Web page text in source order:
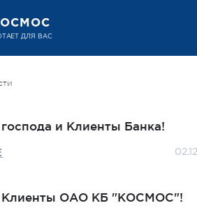
КОСМОС
и Клиенты Банка!
Клиенты ОАО КБ "КОСМОС"!